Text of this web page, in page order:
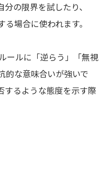
の限界を試したり、
場合に使われます。
ールに「逆らう」「無視
的な意味合いが強いで
するような態度を示す際